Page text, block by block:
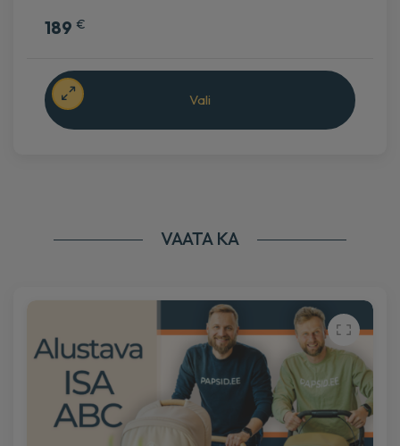
KINKEKAART, KUHU KADUS NAINE? –
189
189 €
Vali
VAATA KA